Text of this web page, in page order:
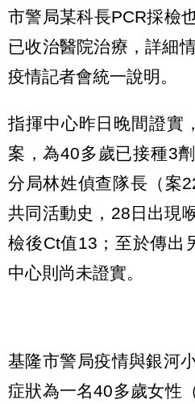
市警局某科長PCR採檢
已收治醫院治療，詳細
疫情記者會統一說明。
指揮中心昨日晚間證實
案，為40多歲已接種3
分局林姓偵查隊長（案
共同活動史，28日出現
檢後Ct值13；至於傳出
中心則尚未證實。
基隆市警局疫情與銀河
症狀為一名40多歲女性